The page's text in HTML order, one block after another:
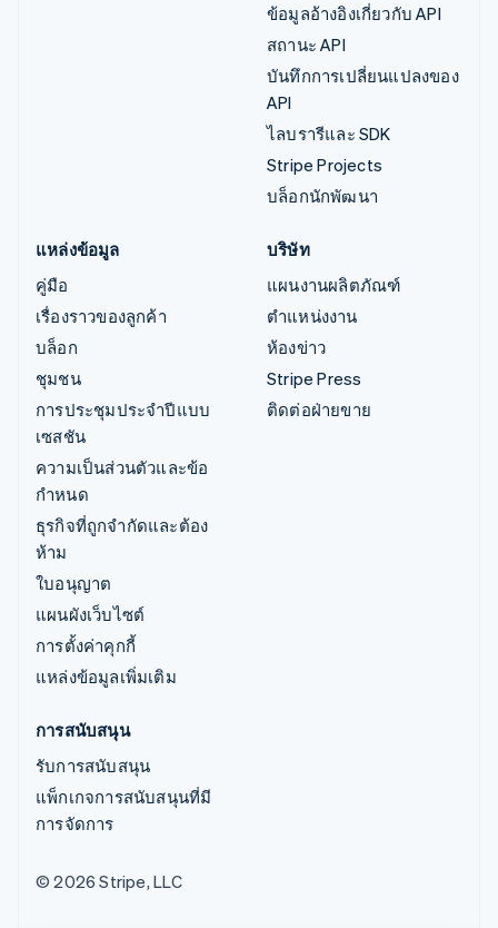
ข้อมูลอ้างอิงเกี่ยวกับ API
สถานะ API
บันทึกการเปลี่ยนแปลงของ
API
ไลบรารีและ SDK
Stripe Projects
บล็อกนักพัฒนา
แหล่งข้อมูล
คู่มือ
เรื่องราวของลูกค้า
บล็อก
ชุมชน
การประชุมประจำปีแบบ
เซสชัน
ความเป็นส่วนตัวและข้อ
กำหนด
ธุรกิจที่ถูกจำกัดและต้อง
ห้าม
ใบอนุญาต
แผนผังเว็บไซต์
การตั้งค่าคุกกี้
แหล่งข้อมูลเพิ่มเติม
บริษัท
แผนงานผลิตภัณฑ์
ตำแหน่งงาน
ห้องข่าว
Stripe Press
ติดต่อฝ่ายขาย
การสนับสนุน
รับการสนับสนุน
แพ็กเกจการสนับสนุนที่มี
การจัดการ
© 2026 Stripe, LLC